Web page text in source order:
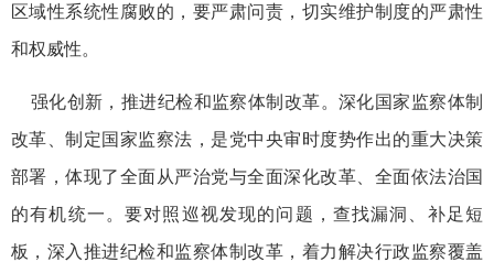
区域性系统性腐败的，要严肃问责，切实维护制度的严肃性
和权威性。
强化创新，推进纪检和监察体制改革。深化国家监察体制
改革、制定国家监察法，是党中央审时度势作出的重大决策
部署，体现了全面从严治党与全面深化改革、全面依法治国
的有机统一。要对照巡视发现的问题，查找漏洞、补足短
板，深入推进纪检和监察体制改革，着力解决行政监察覆盖